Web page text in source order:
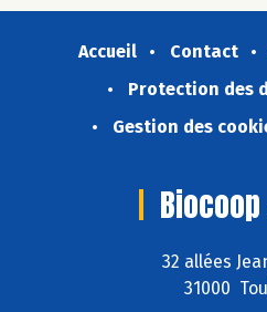
Accueil Contact
Protection des
Gestion des
32 allées
31000